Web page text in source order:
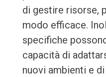
di gestire risorse,
modo efficace.
specifiche
capacità di
nuovi ambienti e